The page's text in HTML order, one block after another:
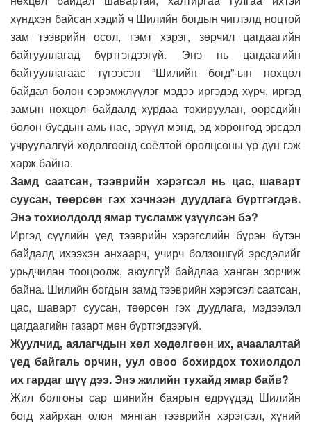
хүндхэн байсан хэдий ч Шилийн богдын чиглэлд ноцтой
зам тээврийн осол, гэмт хэрэг, зөрчил цагдаагийн
байгууллагад бүртгэгдээгүй. Энэ нь цагдаагийн
байгууллагаас түгээсэн “Шилийн богд”-ын нөхцөл
байдал болон сэрэмжлүүлэг мэдээ иргэдэд хүрч, иргэд
замын нөхцөл байдалд хурдаа тохируулан, өөрсдийн
болон бусдын амь нас, эрүүл мэнд, эд хөрөнгөд эрсдэл
учруулалгүй хөдөлгөөнд соёлтой оролцсоны үр дүн гэж
харж байна.
Замд саатсан, тээврийн хэрэгсэл нь цас, шаварт
суусан, төөрсөн гэх хэчнээн дуудлага бүртгэгдэв.
Энэ тохиолдолд ямар тусламж үзүүлсэн бэ?
Иргэд сүүлийн үед тээврийн хэрэгслийн бүрэн бүтэн
байдалд ихээхэн анхаарч, учирч болзошгүй эрсдэлийг
урьдчилан тооцоолж, аюулгүй байдлаа ханган зорчиж
байна. Шилийн богдын замд тээврийн хэрэгсэл саатсан,
цас, шаварт суусан, төөрсөн гэх дуудлага, мэдээлэл
цагдаагийн газарт мөн бүртгэгдээгүй.
Жуулчид, аялагчдын хөл хөдөлгөөн их, ачаалалтай
үед байгаль орчин, уул овоо бохирдох тохиолдол
их гардаг шүү дээ. Энэ жилийн тухайд ямар байв?
Жил болгоны сар шинийн баярын өдрүүдэд Шилийн
богд хайрхан олон мянган тээврийн хэрэгсэл, хүний